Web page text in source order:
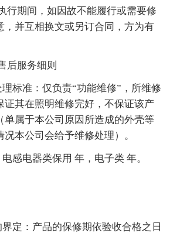
行期间，如因故不能履行或需要修
，并互相换文或另订合同，方为有
后服务细则
标准：仅负责“功能维修”，所维修
证其在照明维修完好，不保证该产
单属于本公司原因所造成的外壳等
本公司会给予维修处理）。
感电器类保用 年，电子类 年。
定：产品的保修期依验收合格之日